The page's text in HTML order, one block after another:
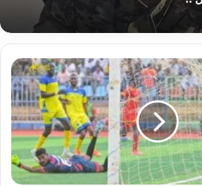
يرسل رسائل عميقة للداخل
!!